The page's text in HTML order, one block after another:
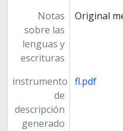
Notas
sobre las
lenguas y
escrituras
Original
instrumento
de
descripción
generado
fl.pdf